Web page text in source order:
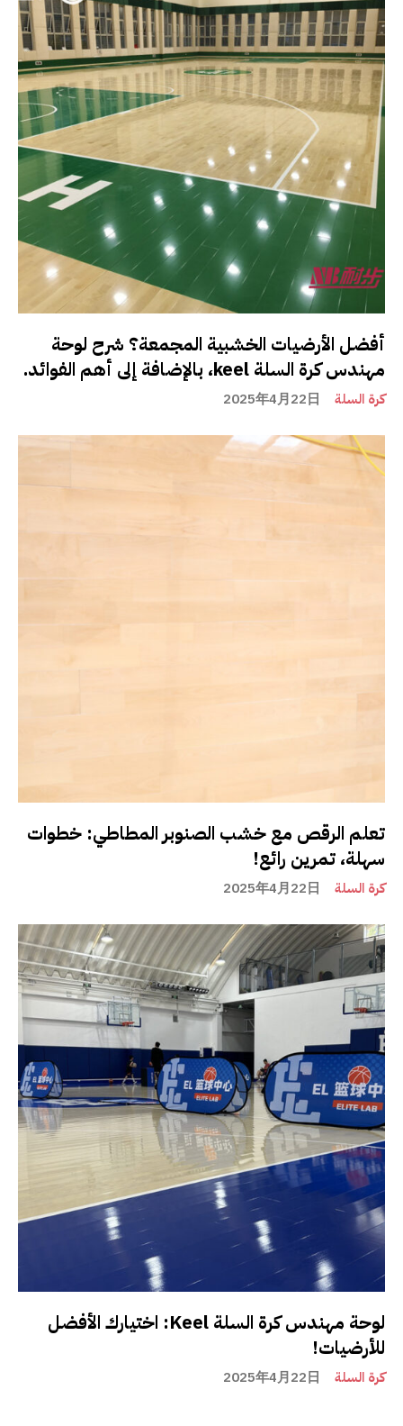
أفضل الأرضيات الخشبية المجمعة؟ شرح لوحة
مهندس كرة السلة keel، بالإضافة إلى أهم الفوائد.
كرة السلة 2025年4月22日
تعلم الرقص مع خشب الصنوبر المطاطي: خطوات
سهلة، تمرين رائع!
كرة السلة 2025年4月22日
لوحة مهندس كرة السلة Keel: اختيارك الأفضل
للأرضيات!
كرة السلة 2025年4月22日